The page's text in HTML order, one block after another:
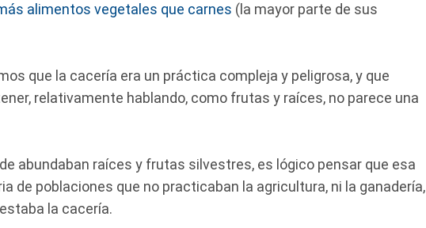
alimentos vegetales que carnes (la mayor parte de sus
que la cacería era un práctica compleja y peligrosa, y que
relativamente hablando, como frutas y raíces, no parece una
abundaban raíces y frutas silvestres, es lógico pensar que esa
de poblaciones que no practicaban la agricultura, ni la ganadería,
la cacería.